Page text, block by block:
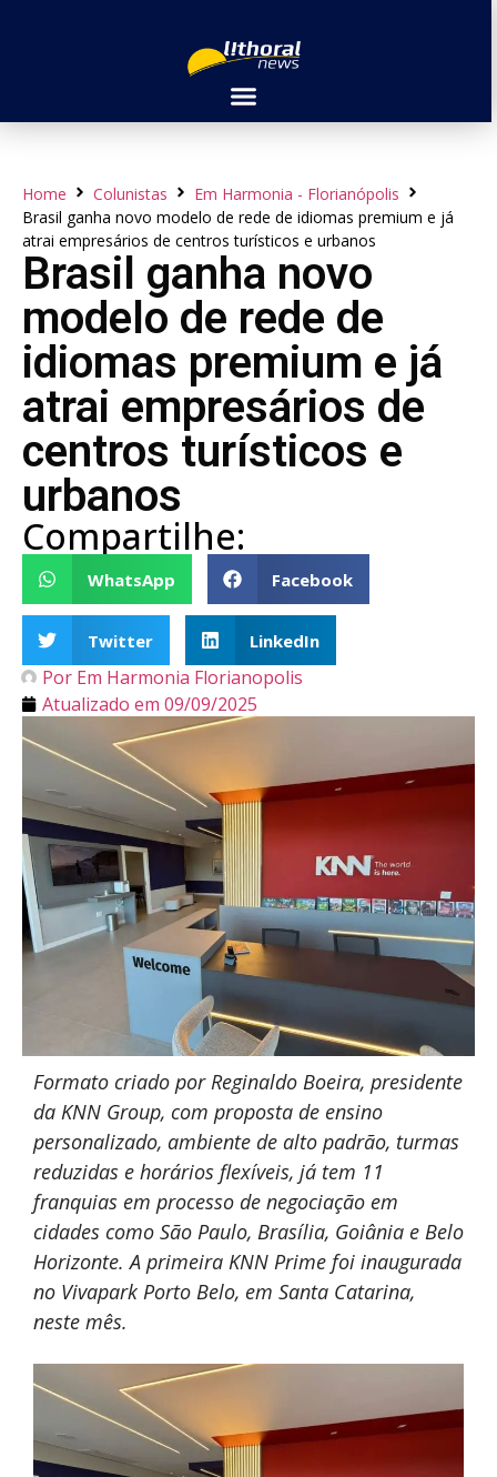
Home Colunistas
Em Harmonia - Florianópolis
Brasil ganha novo modelo de rede de idiomas premium e já
atrai empresários de centros turísticos e urbanos
Brasil ganha novo
modelo de rede de
idiomas premium e já
atrai empresários de
centros turísticos e
urbanos
Compartilhe:
WhatsApp Facebook
Twitter LinkedIn
Por Em Harmonia Florianopolis
Atualizado em 09/09/2025
Formato criado por Reginaldo Boeira, presidente
da KNN Group, com proposta de ensino
personalizado, ambiente de alto padrão, turmas
reduzidas e horários flexíveis, já tem 11
franquias em processo de negociação em
cidades como São Paulo, Brasília, Goiânia e Belo
Horizonte. A primeira KNN Prime foi inaugurada
no Vivapark Porto Belo, em Santa Catarina,
neste mês.